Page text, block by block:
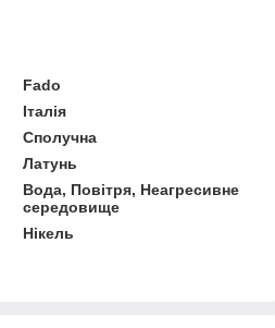
Fado
Італія
Сполучна
Латунь
Вода, Повітря, Неагресивне
середовище
Нікель